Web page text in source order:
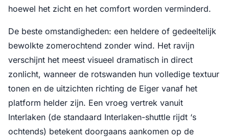
hoewel het zicht en het comfort worden verminderd.
De beste omstandigheden: een heldere of gedeeltelijk
bewolkte zomerochtend zonder wind. Het ravijn
verschijnt het meest visueel dramatisch in direct
zonlicht, wanneer de rotswanden hun volledige textuur
tonen en de uitzichten richting de Eiger vanaf het
platform helder zijn. Een vroeg vertrek vanuit
Interlaken (de standaard Interlaken-shuttle rijdt ‘s
ochtends) betekent doorgaans aankomen op de